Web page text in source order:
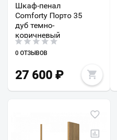
Шкаф-пенал
Comforty Порто 35
дуб темно-
коричневый
0 ОТЗЫВОВ
27 600 ₽